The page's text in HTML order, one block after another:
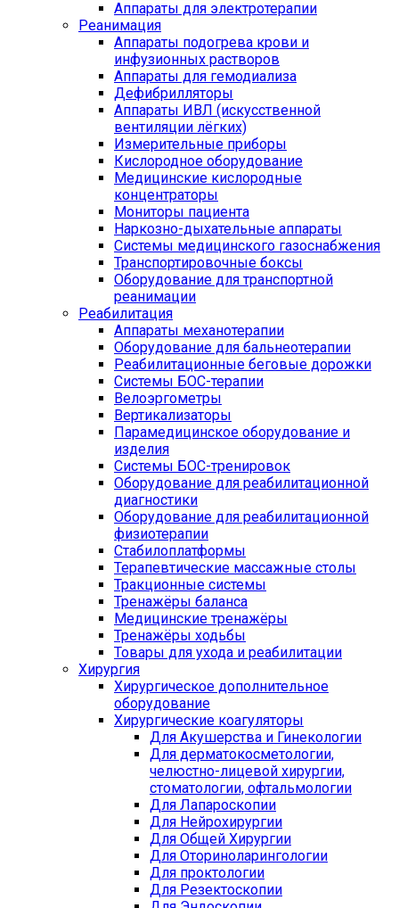
Аппараты для электротерапии
Реанимация
Аппараты подогрева крови и
инфузионных растворов
Аппараты для гемодиализа
Дефибрилляторы
Аппараты ИВЛ (искусственной
вентиляции лёгких)
Измерительные приборы
Кислородное оборудование
Медицинские кислородные
концентраторы
Мониторы пациента
Наркозно-дыхательные аппараты
Системы медицинского газоснабжения
Транспортировочные боксы
Оборудование для транспортной
реанимации
Реабилитация
Аппараты механотерапии
Оборудование для бальнеотерапии
Реабилитационные беговые дорожки
Системы БОС-терапии
Велоэргометры
Вертикализаторы
Парамедицинское оборудование и
изделия
Системы БОС-тренировок
Оборудование для реабилитационной
диагностики
Оборудование для реабилитационной
физиотерапии
Стабилоплатформы
Терапевтические массажные столы
Тракционные системы
Тренажёры баланса
Медицинские тренажёры
Тренажёры ходьбы
Товары для ухода и реабилитации
Хирургия
Хирургическое дополнительное
оборудование
Хирургические коагуляторы
Для Акушерства и Гинекологии
Для дерматокосметологии,
челюстно-лицевой хирургии,
стоматологии, офтальмологии
Для Лапароскопии
Для Нейрохирургии
Для Общей Хирургии
Для Оториноларингологии
Для проктологии
Для Резектоскопии